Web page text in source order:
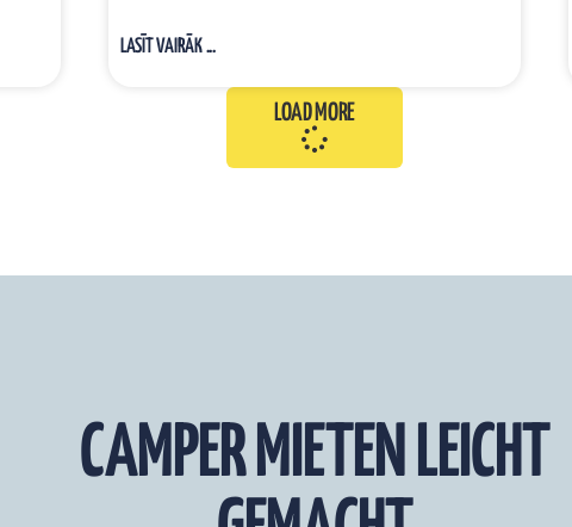
LASĪT VAIRĀK ...
LOAD MORE
CAMPER MIETEN LEICHT